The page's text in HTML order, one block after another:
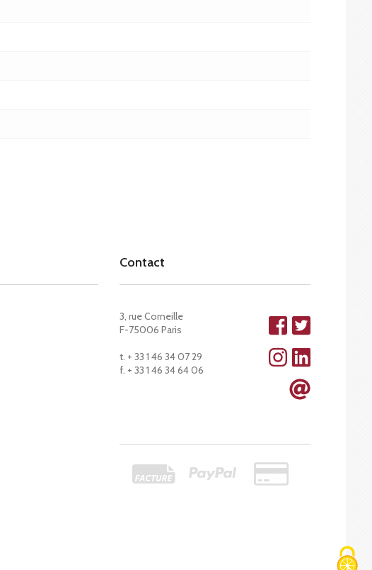
Contact
3, rue Corneille
F-75006 Paris
t. + 33 1 46 34 07 29
f. + 33 1 46 34 64 06